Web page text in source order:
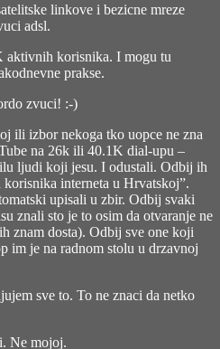
linkove i bezicne mreze
adsl.
aktivnih korisnika. I mogu tu
prakse.
zvuci! :-)
ili izbor nekoga tko uopce ne zna
na 26k ili 40.1K dial-upu –
ljudi koji jesu. I odustali. Odbij ih
interneta u Hrvatskoj”.
upisali u zbir. Odbij svaki
znali sto je to osim da otvaranje ne
znam dosta). Odbij sve one koji
im je na radnom stolu u drzavnoj
sve to. To ne znaci da netko
Ne mojoj.